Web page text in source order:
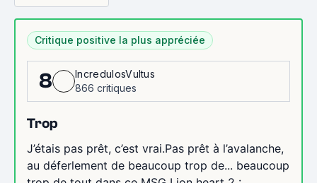
Critique positive la plus appréciée
8
IncredulosVultus
866 critiques
Trop
J’étais pas prêt, c’est vrai.Pas prêt à l’avalanche,
au déferlement de beaucoup trop de... beaucoup